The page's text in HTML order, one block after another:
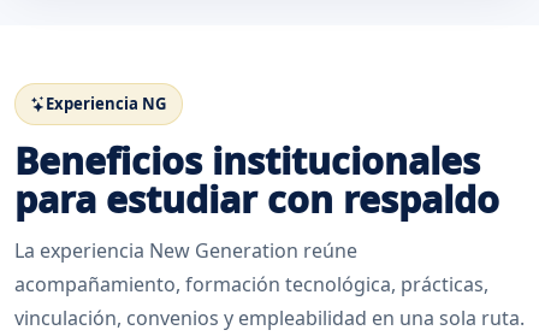
Experiencia NG
Beneficios institucionales
para estudiar con respaldo
La experiencia New Generation reúne
acompañamiento, formación tecnológica, prácticas,
vinculación, convenios y empleabilidad en una sola ruta.